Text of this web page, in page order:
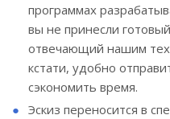
программах
вы не принесли
отвечающий нашим
кстати, удобно
сэкономить время.
Эскиз переносится в